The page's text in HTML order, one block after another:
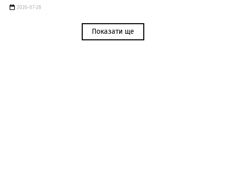
2026-07-28
Показати ще